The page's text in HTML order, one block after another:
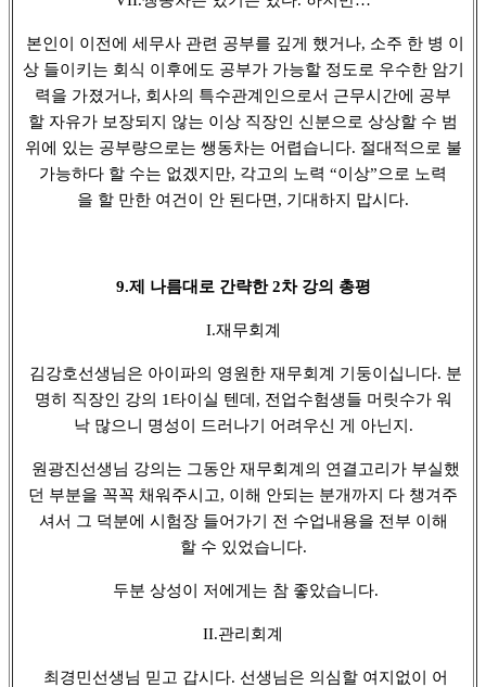
본인이 이전에 세무사 관련 공부를 깊게 했거나, 소주 한 병 이
상 들이키는 회식 이후에도 공부가 가능할 정도로 우수한 암기
력을 가졌거나, 회사의 특수관계인으로서 근무시간에 공부
할 자유가 보장되지 않는 이상 직장인 신분으로 상상할 수 범
위에 있는 공부량으로는 쌩동차는 어렵습니다. 절대적으로 불
가능하다 할 수는 없겠지만, 각고의 노력 “이상”으로 노력
을 할 만한 여건이 안 된다면, 기대하지 맙시다.
9.제 나름대로 간략한 2차 강의 총평
I.재무회계
김강호선생님은 아이파의 영원한 재무회계 기둥이십니다. 분
명히 직장인 강의 1타이실 텐데, 전업수험생들 머릿수가 워
낙 많으니 명성이 드러나기 어려우신 게 아닌지.
원광진선생님 강의는 그동안 재무회계의 연결고리가 부실했
던 부분을 꼭꼭 채워주시고, 이해 안되는 분개까지 다 챙겨주
셔서 그 덕분에 시험장 들어가기 전 수업내용을 전부 이해
할 수 있었습니다.
두분 상성이 저에게는 참 좋았습니다.
II.관리회계
최경민선생님 믿고 갑시다. 선생님은 의심할 여지없이 어